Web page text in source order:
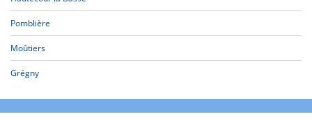
Pomblière
Moûtiers
Grégny